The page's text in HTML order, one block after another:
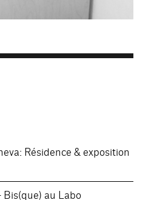
Résidence & exposition
Bis(que) au Labo